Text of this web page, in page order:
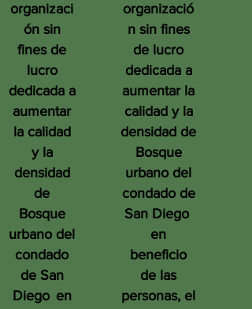
organizaci
ón sin
fines de
lucro
dedicada a
aumentar
la calidad
y la
densidad
de
Bosque
urbano del
condado
de San
Diego en
organizació
n sin fines
de lucro
dedicada a
aumentar la
calidad y la
densidad de
Bosque
urbano del
condado de
San Diego
en
beneficio
de las
personas, el